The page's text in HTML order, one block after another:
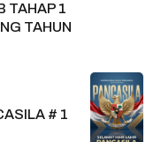
TAHAP 1
TAHUN
# 1